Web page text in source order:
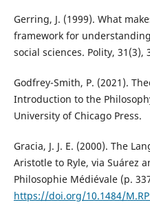
Gerring, J. (1999). What
framework for
social sciences. Polity, 31(3),
Godfrey-Smith, P. (2021).
Introduction to the
University of Chicago Press.
Gracia, J. J. E. (2000). The
Aristotle to Ryle, via Suárez
Philosophie Médiévale (p.
https://doi.org/10.1484/